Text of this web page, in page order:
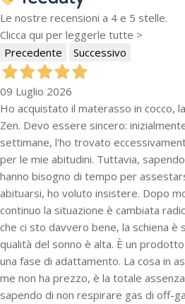
Le nostre recensioni a 4 e 5 stelle.
Clicca qui per leggerle tutte >
Precedente
Successivo
09 Luglio 2026
Ho acquistato il materasso in cocco,
Zen. Devo essere sincero:
settimane, l'ho trovato
per le mie abitudini. Tuttavia,
hanno bisogno di tempo per
abituarsi, ho voluto insistere. Dopo
continuo la situazione è cambiata
che ci sto davvero bene, la schiena è
qualità del sonno è alta. È un
una fase di adattamento. La cosa in
me non ha prezzo, è la totale
sapendo di non respirare gas di off-